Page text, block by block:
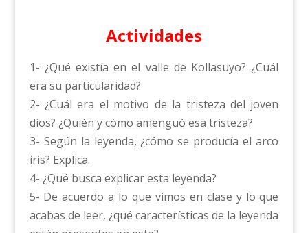
Actividades
1- ¿Qué existía en el valle de Kollasuyo? ¿Cuál
era su particularidad?
2- ¿Cuál era el motivo de la tristeza del joven
dios? ¿Quién y cómo amenguó esa tristeza?
3- Según la leyenda, ¿cómo se producía el arco
iris? Explica.
4- ¿Qué busca explicar esta leyenda?
5- De acuerdo a lo que vimos en clase y lo que
acabas de leer, ¿qué características de la leyenda